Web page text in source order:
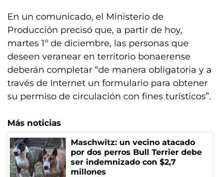
En un comunicado, el Ministerio de
Producción precisó que, a partir de hoy,
martes 1º de diciembre, las personas que
deseen veranear en territorio bonaerense
deberán completar “de manera obligatoria y a
través de Internet un formulario para obtener
su permiso de circulación con fines turísticos”.
Más noticias
Maschwitz: un vecino atacado
por dos perros Bull Terrier debe
ser indemnizado con $2,7
millones